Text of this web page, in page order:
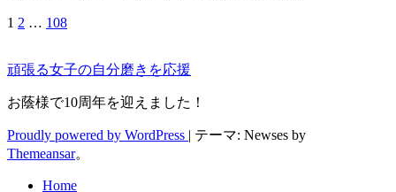
投
の
ペ
ー
1 2 … 108
頑張る女子の自分磨きを応援
お蔭様で10周年を迎えました！
Proudly powered by WordPress | テーマ: Newses by
Themeansar。
Home